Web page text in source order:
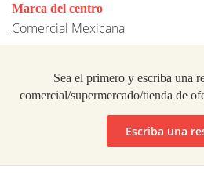
Marca del centro
Comercial Mexicana
Sea el primero y escriba una
comercial/supermercado/tienda de
Escriba una